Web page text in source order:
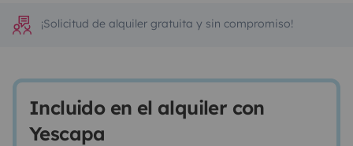
¡Solicitud de alquiler gratuita y sin compromiso!
Incluido en el alquiler con
Yescapa